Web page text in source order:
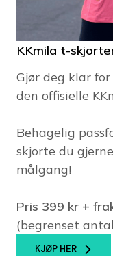
KKmila t-
Gjør deg klar
den offisielle
Behagelig
skjorte du
målgang!
Pris 399 kr +
(begrenset
KJØP HER